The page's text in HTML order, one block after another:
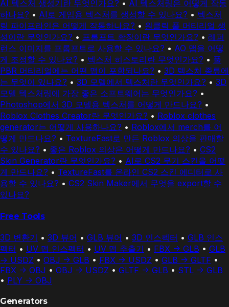
AI 텍스처 생성기란 무엇인가요? • AI 텍스처링은 어떻게 작동
하나요? • AI로 게임용 텍스처를 생성할 수 있나요? • 텍스처
링 파이프라인은 어떻게 작동하나요? • 원클릭 풀 머티리얼 생
성이란 무엇인가요? • 프롬프트 확장이란 무엇인가요? • 레퍼
런스 이미지를 프롬프트로 사용할 수 있나요? • AO 맵을 어떻
게 조정할 수 있나요? • 텍스처 히스토리란 무엇인가요? • 풀
PBR 머티리얼에는 어떤 맵이 포함되나요? • 3D 텍스처 종류에
는 무엇이 있나요? • 3D 모델에서 텍스처란 무엇인가요? • 3D
모델 텍스처링에 가장 좋은 소프트웨어는 무엇인가요? •
Photoshop에서 3D 모델용 텍스처를 어떻게 만드나요? •
Roblox Clothes Creator란 무엇인가요? • Roblox clothes
generator는 어떻게 사용하나요? • Roblox에서 merch를 어
떻게 만드나요? • TextureFast로 만든 Roblox 의상을 판매할
수 있나요? • 좋은 Roblox 의상은 어떻게 만드나요? • CS2
Skin Generator란 무엇인가요? • AI로 CS2 무기 스킨을 어떻
게 만드나요? • TextureFast를 온라인 CS2 스킨 에디터로 사
용할 수 있나요? • CS2 Skin Maker에서 무엇을 export할 수
있나요?
Free Tools
3D 변환기 • 3D 뷰어 • GLB 뷰어 • 3D 인스펙터 • GLB 인스
펙터 • UV 맵 인스펙터 • UV 맵 추출기 • FBX -> GLB • GLB
-> USDZ • OBJ -> GLB • FBX -> USDZ • GLB -> GLTF •
FBX -> OBJ • OBJ -> USDZ • GLTF -> GLB • STL -> GLB
• PLY -> OBJ
Generators